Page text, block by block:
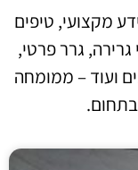
מקצועי, טיפים
גרר פרטי,
ועוד – ממומחה